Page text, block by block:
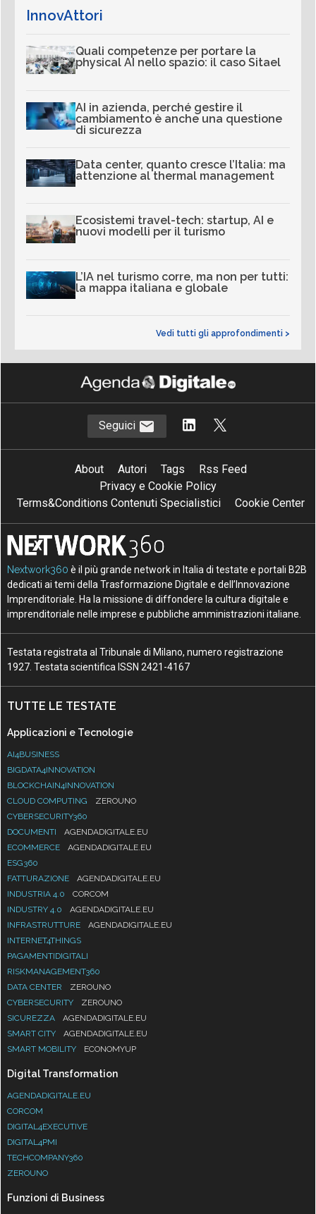
InnovAttori
Quali competenze per portare la
physical AI nello spazio: il caso Sitael
AI in azienda, perché gestire il
cambiamento è anche una questione
di sicurezza
Data center, quanto cresce l’Italia: ma
attenzione al thermal management
Ecosistemi travel-tech: startup, AI e
nuovi modelli per il turismo
L’IA nel turismo corre, ma non per tutti:
la mappa italiana e globale
Vedi tutti gli approfondimenti >
Seguici
About Autori Tags
Rss Feed
Privacy e Cookie Policy
Terms&Conditions Contenuti Specialistici
Cookie Center
Nextwork360 è il più grande network in Italia di testate e portali B2B
dedicati ai temi della Trasformazione Digitale e dell’Innovazione
Imprenditoriale. Ha la missione di diffondere la cultura digitale e
imprenditoriale nelle imprese e pubbliche amministrazioni italiane.
Testata registrata al Tribunale di Milano, numero registrazione
1927. Testata scientifica ISSN 2421-4167
TUTTE LE TESTATE
Applicazioni e Tecnologie
AI4BUSINESS
BIGDATA4INNOVATION
BLOCKCHAIN4INNOVATION
CLOUD COMPUTING
ZEROUNO
CYBERSECURITY360
DOCUMENTI
AGENDADIGITALE.EU
ECOMMERCE
AGENDADIGITALE.EU
ESG360
FATTURAZIONE
AGENDADIGITALE.EU
INDUSTRIA 4.0
CORCOM
INDUSTRY 4.0
AGENDADIGITALE.EU
INFRASTRUTTURE
AGENDADIGITALE.EU
INTERNET4THINGS
PAGAMENTIDIGITALI
RISKMANAGEMENT360
DATA CENTER
ZEROUNO
CYBERSECURITY
ZEROUNO
SICUREZZA
AGENDADIGITALE.EU
SMART CITY
AGENDADIGITALE.EU
SMART MOBILITY
ECONOMYUP
Digital Transformation
AGENDADIGITALE.EU
CORCOM
DIGITAL4EXECUTIVE
DIGITAL4PMI
TECHCOMPANY360
ZEROUNO
Funzioni di Business